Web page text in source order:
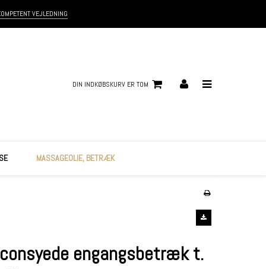
VEJLEDNING
DIN INDKØBSKURV ER TOM
MASSAGEOLIE, BETRÆK
engangsbetræk t.